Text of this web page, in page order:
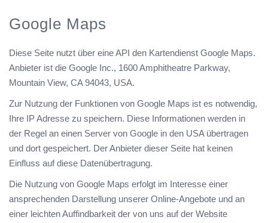
Google Maps
Diese Seite nutzt über eine API den Kartendienst Google Maps.
Anbieter ist die Google Inc., 1600 Amphitheatre Parkway,
Mountain View, CA 94043, USA.
Zur Nutzung der Funktionen von Google Maps ist es notwendig,
Ihre IP Adresse zu speichern. Diese Informationen werden in
der Regel an einen Server von Google in den USA übertragen
und dort gespeichert. Der Anbieter dieser Seite hat keinen
Einfluss auf diese Datenübertragung.
Die Nutzung von Google Maps erfolgt im Interesse einer
ansprechenden Darstellung unserer Online-Angebote und an
einer leichten Auffindbarkeit der von uns auf der Website